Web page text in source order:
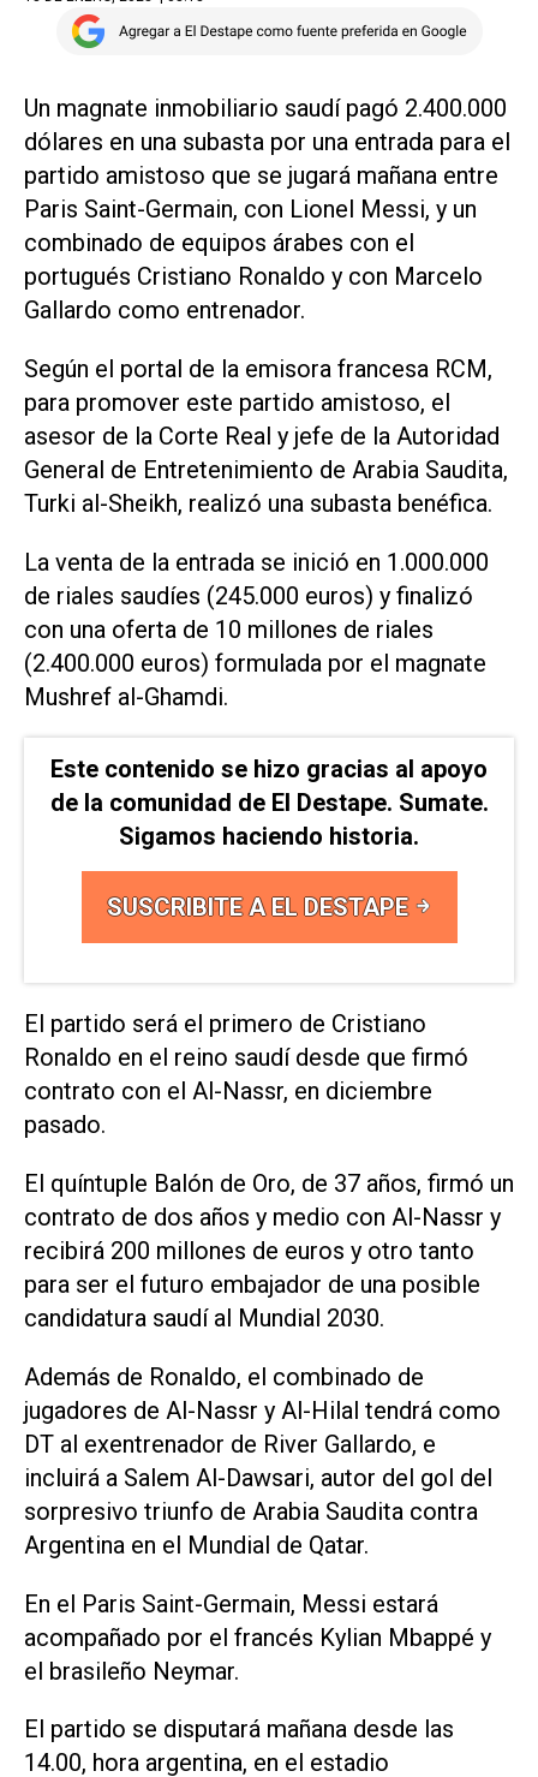
Un magnate inmobiliario saudí pagó 2.400.000
dólares en una subasta por una entrada para el
partido amistoso que se jugará mañana entre
Paris Saint-Germain, con Lionel Messi, y un
combinado de equipos árabes con el
portugués Cristiano Ronaldo y con Marcelo
Gallardo como entrenador.
Según el portal de la emisora francesa RCM,
para promover este partido amistoso, el
asesor de la Corte Real y jefe de la Autoridad
General de Entretenimiento de Arabia Saudita,
Turki al-Sheikh, realizó una subasta benéfica.
La venta de la entrada se inició en 1.000.000
de riales saudíes (245.000 euros) y finalizó
con una oferta de 10 millones de riales
(2.400.000 euros) formulada por el magnate
Mushref al-Ghamdi.
Este contenido se hizo gracias al apoyo
de la comunidad de El Destape. Sumate.
Sigamos haciendo historia.
SUSCRIBITE A EL DESTAPE
El partido será el primero de Cristiano
Ronaldo en el reino saudí desde que firmó
contrato con el Al-Nassr, en diciembre
pasado.
El quíntuple Balón de Oro, de 37 años, firmó un
contrato de dos años y medio con Al-Nassr y
recibirá 200 millones de euros y otro tanto
para ser el futuro embajador de una posible
candidatura saudí al Mundial 2030.
Además de Ronaldo, el combinado de
jugadores de Al-Nassr y Al-Hilal tendrá como
DT al exentrenador de River Gallardo, e
incluirá a Salem Al-Dawsari, autor del gol del
sorpresivo triunfo de Arabia Saudita contra
Argentina en el Mundial de Qatar.
En el Paris Saint-Germain, Messi estará
acompañado por el francés Kylian Mbappé y
el brasileño Neymar.
El partido se disputará mañana desde las
14.00, hora argentina, en el estadio